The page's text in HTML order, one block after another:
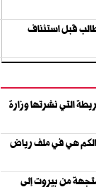
سقف الشروط.. 3 مطالب قبل استئناف
التي نشرتها وزارة
هي في ملف رياض
من بيروت إلى